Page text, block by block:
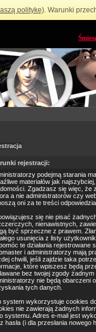
politykę). Warunki
rejestracji:
podejmą starania
materiałów jak
Zgadzasz się więc, że
a nie administratorów czy
oni za te treści
się nie pisać
nienawistnych,
być sprzeczne z prawem.
usunięcia z listy
te działania
i administratorzy mają
chwili, jeśli zajdzie taka
które wpiszesz będą
bez twojej zgody
nie będą obarczeni
tych danych.
system wykorzystuje cookies
nie zawierają żadnych
systemu. Adres e-mail jest
hasła (i dla przesłania nowego